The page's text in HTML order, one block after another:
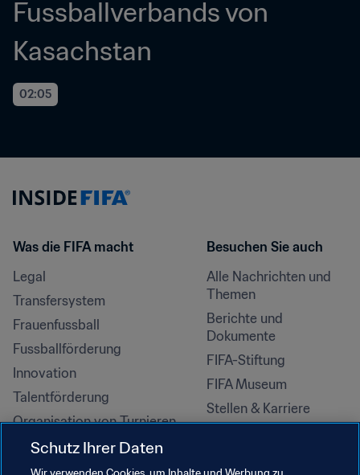
Fussballverbands von
02:05
Was die FIFA macht
Legal
Transfersystem
Frauenfussball
Fussballförderung
Innovation
Talentförderung
Organisation von Turnieren
Nachhaltigkeit
Menschenrechte und
Besuchen Sie auch
Alle Nachrichten und
Themen
Berichte und
Dokumente
FIFA-Stiftung
FIFA Museum
Stellen & Karriere
Schutz Ihrer Daten